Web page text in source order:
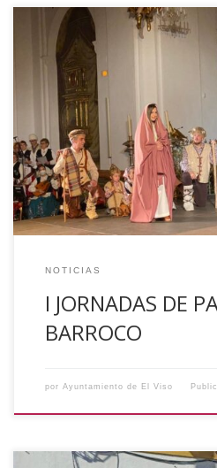
Del 24 al 28 de Noviembre ha
la Merced de Córdoba las
Barroco, organizadas por la
largo de los días se han llevado
representaciones, conciertos y
[…]
NOTICIAS
I JORNADAS DE
BARROCO
por Ayuntamiento de El Viso